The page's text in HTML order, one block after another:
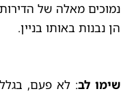
נמוכים מאלה של
הן נבנות באותו בניין.
שימו לב: לא פעם,